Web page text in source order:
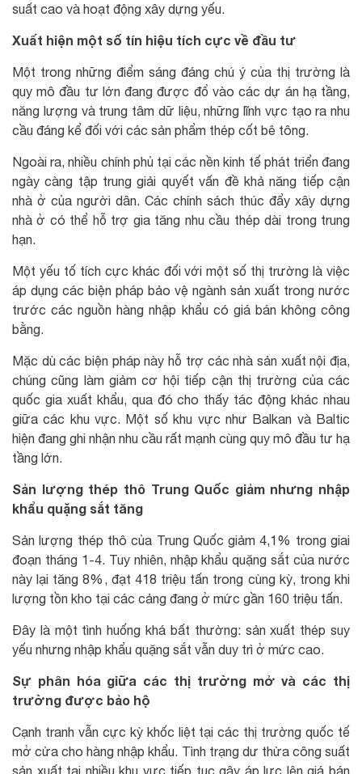
suất cao và hoạt động xây dựng yếu.
Xuất hiện một số tín hiệu tích cực về đầu tư
Một trong những điểm sáng đáng chú ý của thị trường là
quy mô đầu tư lớn đang được đổ vào các dự án hạ tầng,
năng lượng và trung tâm dữ liệu, những lĩnh vực tạo ra nhu
cầu đáng kể đối với các sản phẩm thép cốt bê tông.
Ngoài ra, nhiều chính phủ tại các nền kinh tế phát triển đang
ngày càng tập trung giải quyết vấn đề khả năng tiếp cận
nhà ở của người dân. Các chính sách thúc đẩy xây dựng
nhà ở có thể hỗ trợ gia tăng nhu cầu thép dài trong trung
hạn.
Một yếu tố tích cực khác đối với một số thị trường là việc
áp dụng các biện pháp bảo vệ ngành sản xuất trong nước
trước các nguồn hàng nhập khẩu có giá bán không công
bằng.
Mặc dù các biện pháp này hỗ trợ các nhà sản xuất nội địa,
chúng cũng làm giảm cơ hội tiếp cận thị trường của các
quốc gia xuất khẩu, qua đó cho thấy tác động khác nhau
giữa các khu vực. Một số khu vực như Balkan và Baltic
hiện đang ghi nhận nhu cầu rất mạnh cùng quy mô đầu tư hạ
tầng lớn.
Sản lượng thép thô Trung Quốc giảm nhưng nhập
khẩu quặng sắt tăng
Sản lượng thép thô của Trung Quốc giảm 4,1% trong giai
đoạn tháng 1-4. Tuy nhiên, nhập khẩu quặng sắt của nước
này lại tăng 8%, đạt 418 triệu tấn trong cùng kỳ, trong khi
lượng tồn kho tại các cảng đang ở mức gần 160 triệu tấn.
Đây là một tình huống khá bất thường: sản xuất thép suy
yếu nhưng nhập khẩu quặng sắt vẫn duy trì ở mức cao.
Sự phân hóa giữa các thị trường mở và các thị
trường được bảo hộ
Cạnh tranh vẫn cực kỳ khốc liệt tại các thị trường quốc tế
mở cửa cho hàng nhập khẩu. Tình trạng dư thừa công suất
sản xuất tại nhiều khu vực tiếp tục gây áp lực lên giá bán